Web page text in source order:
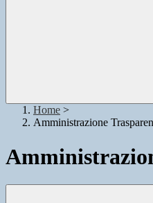
Home >
Amministrazione